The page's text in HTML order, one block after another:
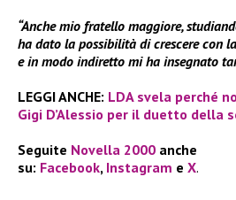
“Anche mio fratello maggiore,
ha dato la possibilità di crescere con
e in modo indiretto mi ha insegnato
LEGGI ANCHE: LDA svela perché
Gigi D’Alessio per il duetto della
Seguite Novella 2000 anche
su: Facebook, Instagram e X.